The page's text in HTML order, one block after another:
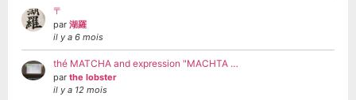
〒
par 湖羅
il y a 6 mois
thé MATCHA and expression "MACHTA …
par the lobster
il y a 12 mois